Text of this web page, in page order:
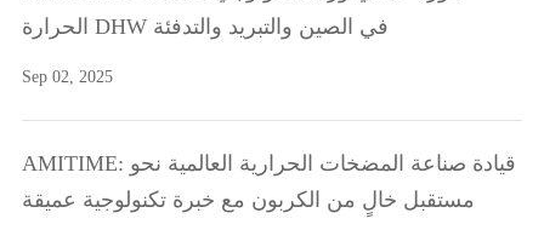
الحرارة DHW في الصين والتبريد والتدفئة
Sep 02, 2025
AMITIME: قيادة صناعة المضخات الحرارية العالمية نحو
مستقبل خالٍ من الكربون مع خبرة تكنولوجية عميقة